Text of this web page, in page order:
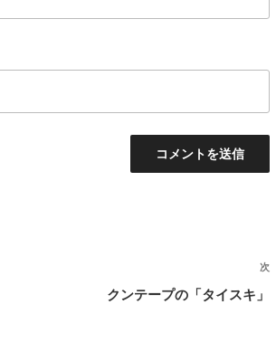
次
次
クンテープの「タイスキ」